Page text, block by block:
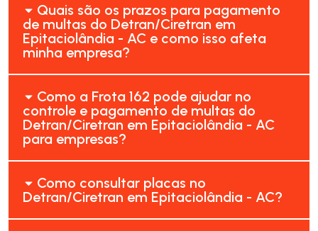
Quais são os prazos para pagamento
de multas do Detran/Ciretran em
Epitaciolândia - AC e como isso afeta
minha empresa?
Como a Frota 162 pode ajudar no
controle e pagamento de multas do
Detran/Ciretran em Epitaciolândia - AC
para empresas?
Como consultar placas no
Detran/Ciretran em Epitaciolândia - AC?